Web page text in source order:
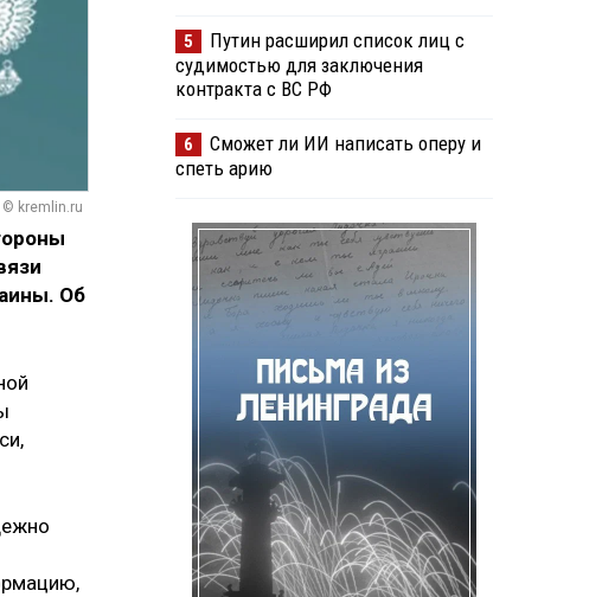
© kremlin.ru
Об
5
Путин расширил список лиц с
судимостью для заключения
контракта с ВС РФ
6
Сможет ли ИИ написать оперу и
спеть арию